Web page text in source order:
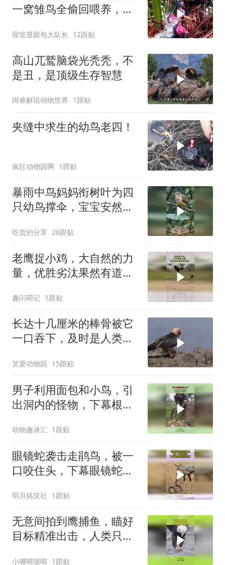
一窝雏鸟全偷回喂养，自
寝室显眼包大队长 12跟贴
高山兀鹫脑袋光秃秃，不
是丑，是顶级生存智慧
闽睿解说动物世界 1跟贴
夹缝中求生的幼鸟老四！
疯狂动物园啊 1跟贴
暴雨中鸟妈妈衔树叶为四
只幼鸟撑伞，宝宝安然入
吃货的分享 26跟贴
老鹰捉小鸡，大自然的力
量，优胜劣汰果然有道
趣闪萌记 1跟贴
长达十几厘米的棒骨被它
一口吞下，及时是人类腿
吞
笑栗动物园 15跟贴
男子利用面包和小鸟，引
出洞内的怪物，下幕根本
动物趣谈汇 1跟贴
眼镜蛇袭击走鹃鸟，被一
口咬住头，下幕眼镜蛇彻
明月搞笑社 1跟贴
无意间拍到鹰捕鱼，瞄好
目标精准出击，人类只能
小嘟嘚啵嘚 1跟贴